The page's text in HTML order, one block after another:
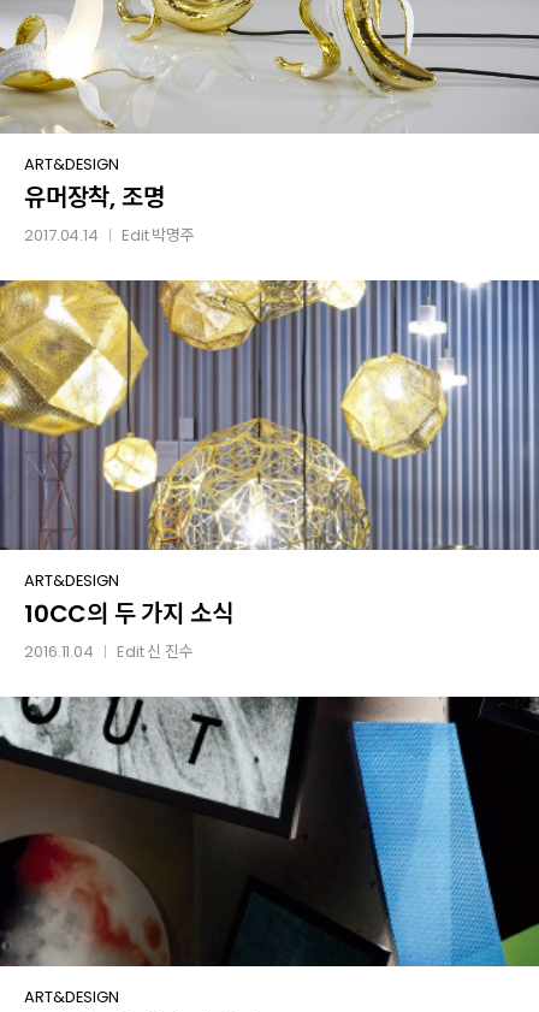
유머장착,
조명
ART&DESIGN
유머장착, 조명
2017.04.14 Edit박명주
10CC의
두
가지
ART&DESIGN
10CC의 두 가지 소식
2016.11.04 Edit신 진수
유머러스한
ART&DESIGN